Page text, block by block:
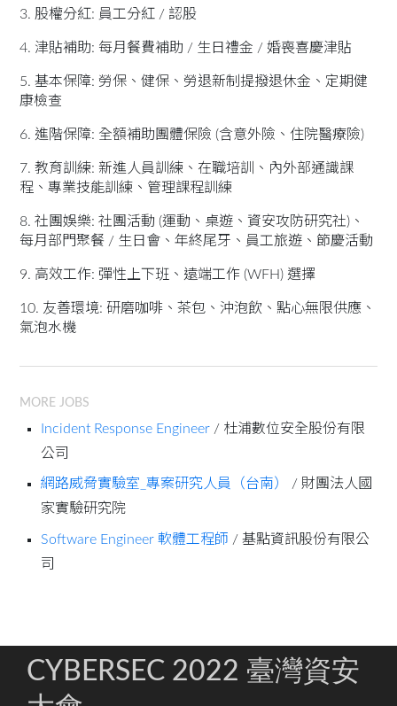
3. 股權分紅: 員工分紅 / 認股
4. 津貼補助: 每月餐費補助 / 生日禮金 / 婚喪喜慶津貼
5. 基本保障: 勞保、健保、勞退新制提撥退休金、定期健
康檢查
6. 進階保障: 全額補助團體保險 (含意外險、住院醫療險)
7. 教育訓練: 新進人員訓練、在職培訓、內外部通識課
程、專業技能訓練、管理課程訓練
8. 社團娛樂: 社團活動 (運動、桌遊、資安攻防研究社)、
每月部門聚餐 / 生日會、年終尾牙、員工旅遊、節慶活動
9. 高效工作: 彈性上下班、遠端工作 (WFH) 選擇
10. 友善環境: 研磨咖啡、茶包、沖泡飲、點心無限供應、
氣泡水機
MORE JOBS
Incident Response Engineer / 杜浦數位安全股份有限
公司
網路威脅實驗室_專案研究人員（台南）
/ 財團法人國
家實驗研究院
Software Engineer 軟體工程師 / 基點資訊股份有限公
司
CYBERSEC 2022 臺灣資安